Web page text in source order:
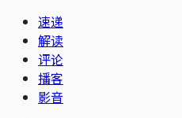
速递
解读
评论
播客
影音